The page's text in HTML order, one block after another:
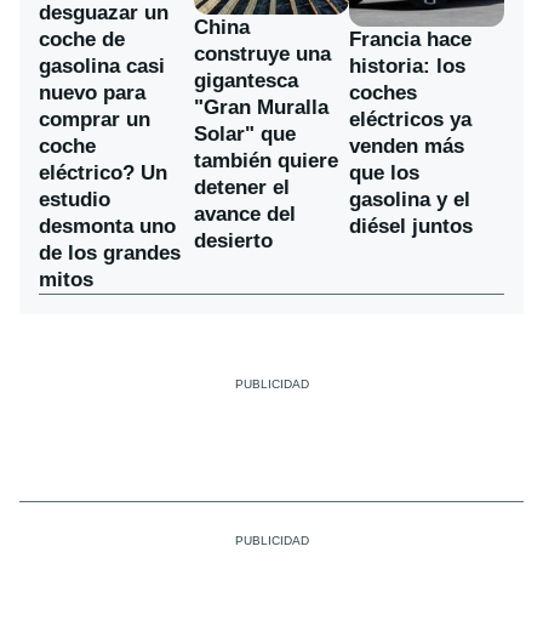
desguazar un
coche de
gasolina casi
nuevo para
comprar un
coche
eléctrico? Un
estudio
desmonta uno
de los grandes
mitos
China
construye una
gigantesca
"Gran Muralla
Solar" que
también quiere
detener el
avance del
desierto
Francia hace
historia: los
coches
eléctricos ya
venden más
que los
gasolina y el
diésel juntos